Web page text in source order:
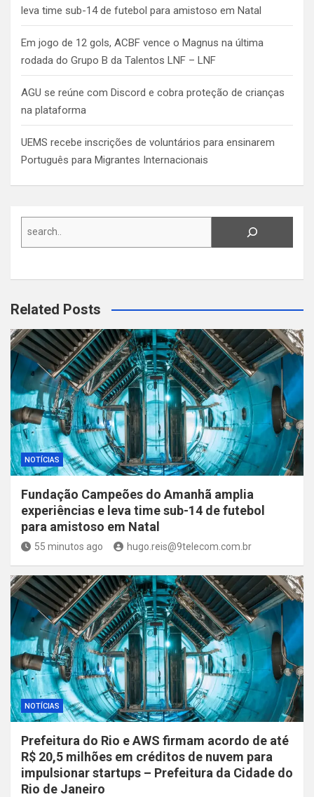
leva time sub-14 de futebol para amistoso em Natal
Em jogo de 12 gols, ACBF vence o Magnus na última
rodada do Grupo B da Talentos LNF – LNF
AGU se reúne com Discord e cobra proteção de crianças
na plataforma
UEMS recebe inscrições de voluntários para ensinarem
Português para Migrantes Internacionais
Search
Related Posts
NOTÍCIAS
Fundação Campeões do Amanhã amplia
experiências e leva time sub-14 de futebol
para amistoso em Natal
55 minutos ago hugo.reis@9telecom.com.br
NOTÍCIAS
Prefeitura do Rio e AWS firmam acordo de até
R$ 20,5 milhões em créditos de nuvem para
impulsionar startups – Prefeitura da Cidade do
Rio de Janeiro